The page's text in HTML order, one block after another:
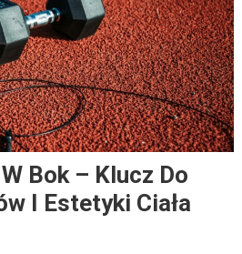
Bok – Klucz Do
I Estetyki Ciała